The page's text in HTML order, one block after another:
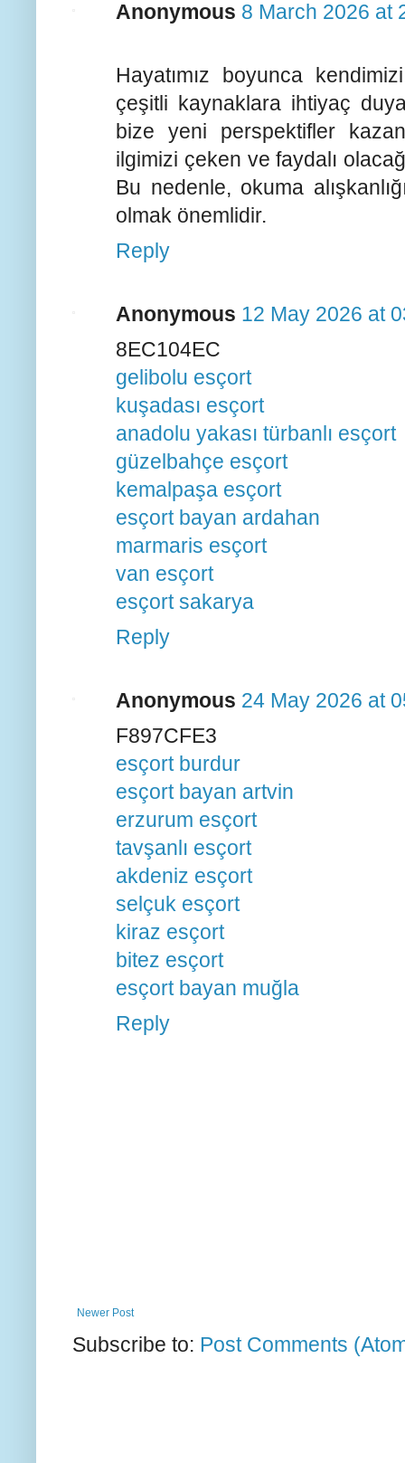
Anonymous 8 March 2026 at
Hayatımız boyunca
çeşitli kaynaklara ihtiyaç
bize yeni perspektifler
ilgimizi çeken ve faydalı
Bu nedenle, okuma
olmak önemlidir.
Reply
Anonymous 12 May 2026 at
8EC104EC
gelibolu esçort
kuşadası esçort
anadolu yakası türbanlı esçort
güzelbahçe esçort
kemalpaşa esçort
esçort bayan ardahan
marmaris esçort
van esçort
esçort sakarya
Reply
Anonymous 24 May 2026 at
F897CFE3
esçort burdur
esçort bayan artvin
erzurum esçort
tavşanlı esçort
akdeniz esçort
selçuk esçort
kiraz esçort
bitez esçort
esçort bayan muğla
Reply
Newer Post
Subscribe to: Post Comments